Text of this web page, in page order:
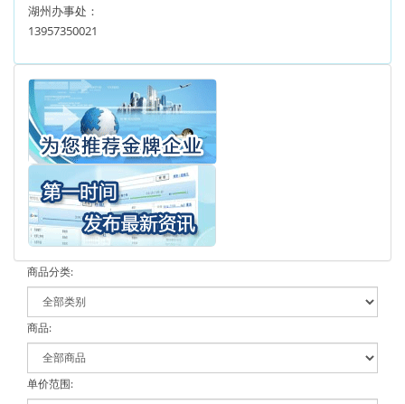
湖州办事处：
13957350021
商品分类:
商品:
单价范围: